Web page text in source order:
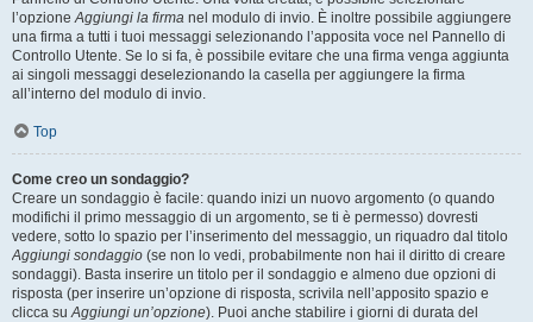
l’opzioneAggiungi la firma nel modulo di invio. È inoltre possibile aggiungere
una firma a tutti i tuoi messaggi selezionando l’apposita voce nel Pannello di
Controllo Utente. Se lo si fa, è possibile evitare che una firma venga aggiunta
ai singoli messaggi deselezionando la casella per aggiungere la firma
all’interno del modulo di invio.
Top
Come creo un sondaggio?
Creare un sondaggio è facile: quando inizi un nuovo argomento (o quando
modifichi il primo messaggio di un argomento, se ti è permesso) dovresti
vedere, sotto lo spazio per l’inserimento del messaggio, un riquadro dal titolo
Aggiungi sondaggio (se non lo vedi, probabilmente non hai il diritto di creare
sondaggi). Basta inserire un titolo per il sondaggio e almeno due opzioni di
risposta (per inserire un’opzione di risposta, scrivila nell’apposito spazio e
clicca suAggiungi un’opzione). Puoi anche stabilire i giorni di durata del